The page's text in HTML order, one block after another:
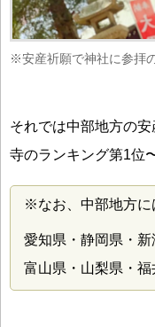
※安産祈願で神社に参拝
それでは中部地方の
寺のランキング第1位
※なお、中部地方に
愛知県・静岡県・新
富山県・山梨県・福